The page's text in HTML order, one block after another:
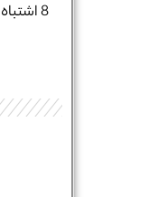
8 اشتباه رایج در طراحی اتاق خواب + فیلم
شماره واتس‌اپ : *